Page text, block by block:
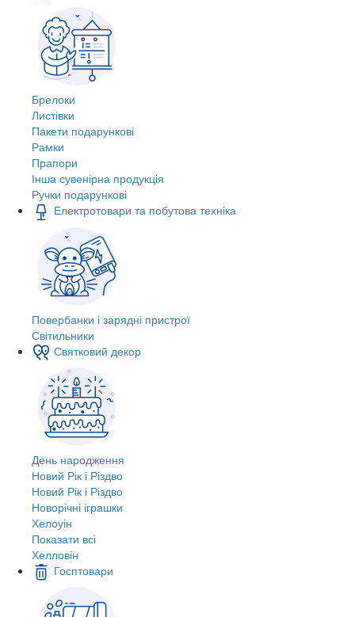
Брелоки
Листівки
Пакети подарункові
Рамки
Прапори
Інша сувенірна продукція
Ручки подарункові
Електротовари та побутова техніка
Повербанки і зарядні пристрої
Світильники
Святковий декор
День народження
Новий Рік і Різдво
Новий Рік і Різдво
Новорічні іграшки
Хелоуін
Показати всі
Хелловін
Госптовари